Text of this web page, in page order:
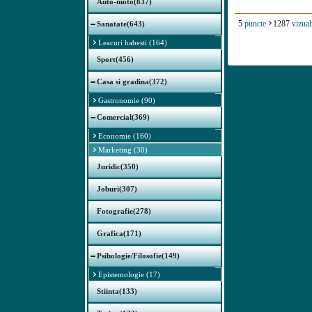
Sanatate(643)
Leacuri babesti (164)
Sport(456)
Casa si gradina(372)
Gastronomie (90)
Comercial(369)
Economie (160)
Marketing (30)
Juridic(350)
Joburi(307)
Fotografie(278)
Grafica(171)
Psihologie/Filosofie(149)
Epistemologie (17)
Stiinta(133)
5 puncte 1287